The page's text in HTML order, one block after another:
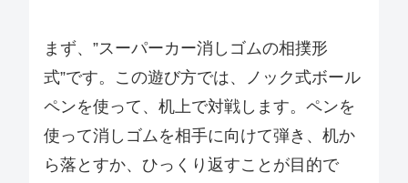
まず、”スーパーカー消しゴムの相撲形
式”です。この遊び方では、ノック式ボール
ペンを使って、机上で対戦します。ペンを
使って消しゴムを相手に向けて弾き、机か
ら落とすか、ひっくり返すことが目的で